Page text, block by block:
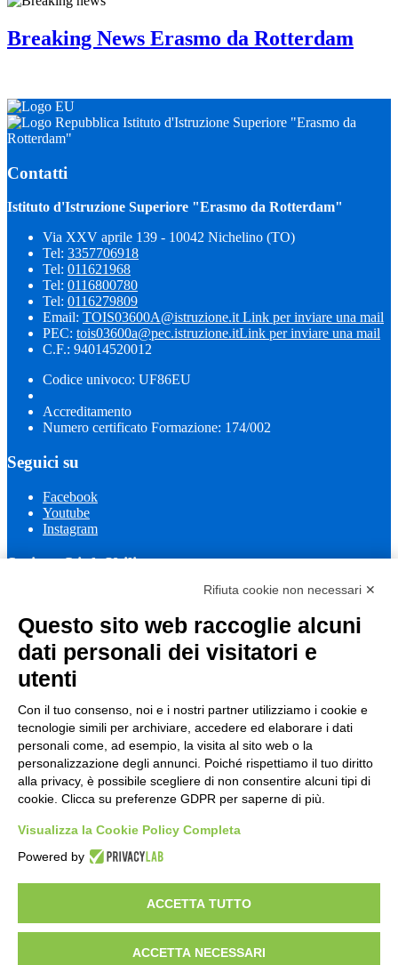
Breaking News Erasmo da Rotterdam
Istituto d'Istruzione Superiore "Erasmo da
Rotterdam"
Contatti
Istituto d'Istruzione Superiore "Erasmo da Rotterdam"
Via XXV aprile 139 - 10042 Nichelino (TO)
Tel: 3357706918
Tel: 011621968
Tel: 0116800780
Tel: 0116279809
Email: TOIS03600A@istruzione.itLink per inviare una mail
PEC: tois03600a@pec.istruzione.itLink per inviare una mail
C.F.: 94014520012
Codice univoco: UF86EU
Accreditamento
Numero certificato Formazione: 174/002
Seguici su
Facebook
Youtube
Instagram
Sezione Link Utili
Informativa Privacy
Ufficio Relazioni con il Pubblico
Dichiarazione di accessibilità
Obiettivi di accessibilità
Gestione consensi cookie
Amministrazione trasparente
Pagina visualizzata
163156 volte
Sezione Copyright
Copyright 2026 | Engineered and powered by Gruppo Spaggiari
Parma S.p.A. | Divisione Publishing & New Social Media
Rifiuta cookie non necessari ✕
Questo sito web raccoglie alcuni
dati personali dei visitatori e
utenti
Con il tuo consenso, noi e i nostri partner utilizziamo i cookie e
tecnologie simili per archiviare, accedere ed elaborare i dati
personali come, ad esempio, la visita al sito web o la
personalizzazione degli annunci. Poiché rispettiamo il tuo diritto
alla privacy, è possibile scegliere di non consentire alcuni tipi di
cookie. Clicca su preferenze GDPR per saperne di più.
Visualizza la Cookie Policy Completa
Powered by
ACCETTA TUTTO
ACCETTA NECESSARI